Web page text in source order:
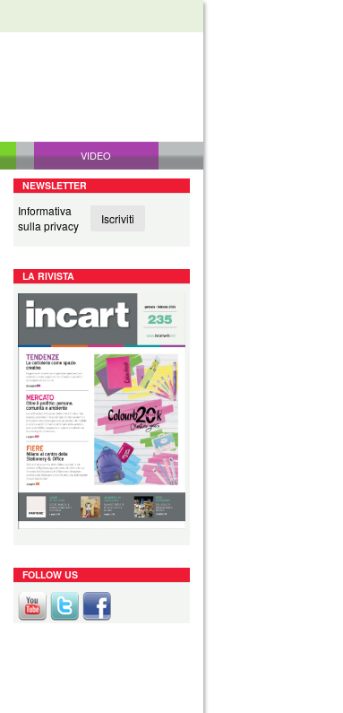
VIDEO
NEWSLETTER
Informativa
sulla privacy
Iscriviti
LA RIVISTA
FOLLOW US